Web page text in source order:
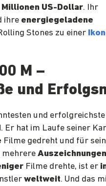
Millionen US-Dollar. Ihr
ihre energiegeladene
Stones zu einer
M –
und
und
. Er hat im Laufe seiner
Filme gedreht und für
mehrere Auszeichnungen
Filme drehte, ist er
weltweit. Und das